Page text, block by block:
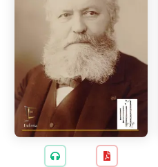
QR esecuzione
Trascrizioni e Arrangiamenti